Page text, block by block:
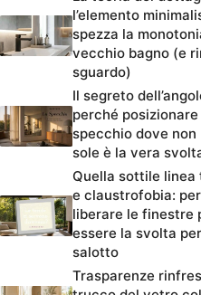
l’elemento
spezza la
vecchio bagno (e
sguardo)
Il segreto
perché
specchio dove
sole è la vera
Quella sottile linea
e claustrofobia:
liberare le finestre
essere la svolta
salotto
Trasparenze